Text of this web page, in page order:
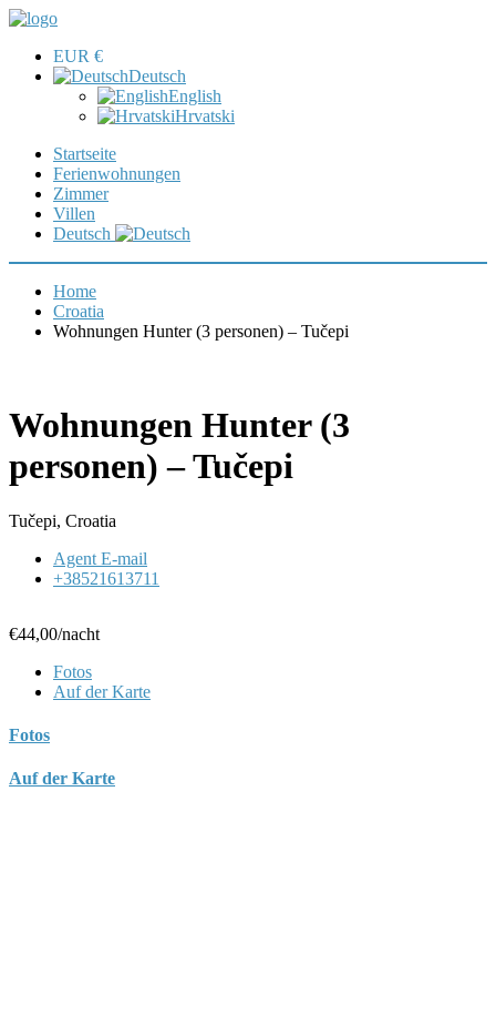
EUR €
Deutsch
English
Hrvatski
Startseite
Ferienwohnungen
Zimmer
Villen
Deutsch
Home
Croatia
Wohnungen Hunter (3 personen) – Tučepi
Wohnungen Hunter (3
personen) – Tučepi
Tučepi, Croatia
Agent E-mail
+38521613711
€44,00/nacht
Fotos
Auf der Karte
Fotos
Auf der Karte